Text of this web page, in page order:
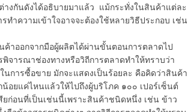
งกันดังได้อธิบายมาแล้ว แม้กระทั่งในสินค้าแต่ละ
ำความเข้าใจอาจจะต้องใช้หลายวิธีประกอบ เช่น
ค้าออกจากมือผู้ผลิตได้ผ่านขั้นตอนการตลาดไป
พิจารณาช่องทางหรือวิถีการตลาดทำให้ทราบว่า
การซื้อขาย มักจะแสดงเป็นร้อยละ คือคิดว่าสินค้า
อยแค่ไหนแล้วให้ไปถึงผู้บริโภค ๑๐๐ เปอร์เซ็นต์
ก่อนที่เป็นเช่นนี้เพราะสินค้าชนิดหนึ่ง เช่น ข้าว